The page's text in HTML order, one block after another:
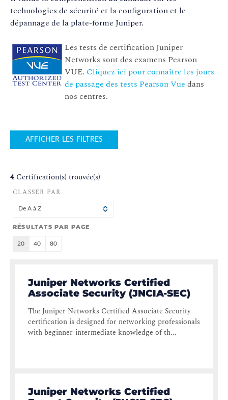
technologies de sécurité et la configuration et le
dépannage de la plate-forme Juniper.
Les tests de certification Juniper
Networks sont des examens Pearson
VUE. Cliquez ici pour connaître les jours
de passage des tests Pearson Vue dans
nos centres.
AFFICHER LES FILTRES
4 Certification(s) trouvée(s)
CLASSER PAR
De A à Z
RÉSULTATS PAR PAGE
20 40 80
Juniper Networks Certified
Associate Security (JNCIA-SEC)
The Juniper Networks Certified Associate Security
certification is designed for networking professionals
with beginner-intermediate knowledge of th...
Juniper Networks Certified